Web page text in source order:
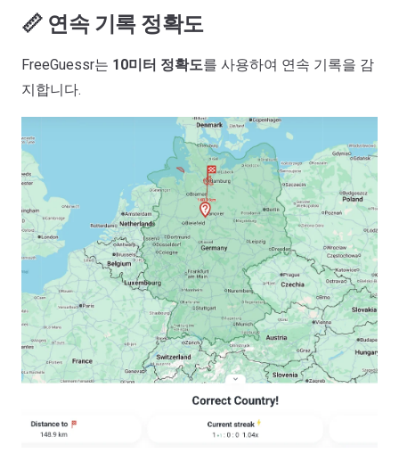
📏 연속 기록 정확도
FreeGuessr는 10미터 정확도를 사용하여 연속 기록을 감
지합니다.